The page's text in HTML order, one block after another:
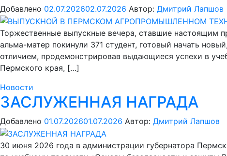
Добавлено 02.07.202602.07.2026 Автор: Дмитрий Лапшов
Торжественные выпускные вечера, ставшие настоящим
альма-матер покинули 371 студент, готовый начать
отличием, продемонстрировав выдающиеся успехи в
Пермского края, […]
Новости
ЗАСЛУЖЕННАЯ НАГРАДА
Добавлено 01.07.202601.07.2026 Автор: Дмитрий Лапшов
30 июня 2026 года в администрации губернатора